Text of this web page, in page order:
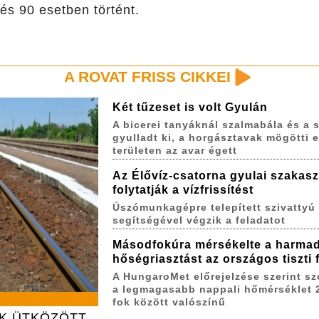
90 esetben történt.
A ROVAT FRISS CIKKEI
Két tűzeset is volt Gyulán
A bicerei tanyáknál szalmabála és a
gyulladt ki, a horgásztavak mögötti
területen az avar égett
Az Élővíz-csatorna gyulai
folytatják a vízfrissítést
Úszómunkagépre telepített szivattyú
segítségével végzik a feladatot
Másodfokúra mérsékelte a
hőségriasztást az országos tiszti
A HungaroMet előrejelzése szerint
a legmagasabb nappali hőmérséklet
fok között valószínű